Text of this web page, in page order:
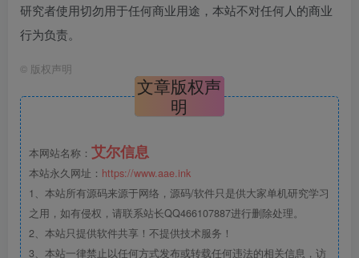
研究者使用切勿用于任何商业用途，本站不对任何人的商业
行为负责。
© 版权声明
文章版权声
明
本网站名称： 艾尔信息
本站永久网址： https://www.aae.ink
1、本站所有源码来源于网络，源码/软件只是供大家单机研究学习
之用，如有侵权，请联系站长QQ466107887进行删除处理。
2、本站只提供软件共享！不提供技术服务！
3、本站一律禁止以任何方式发布或转载任何违法的相关信息，访